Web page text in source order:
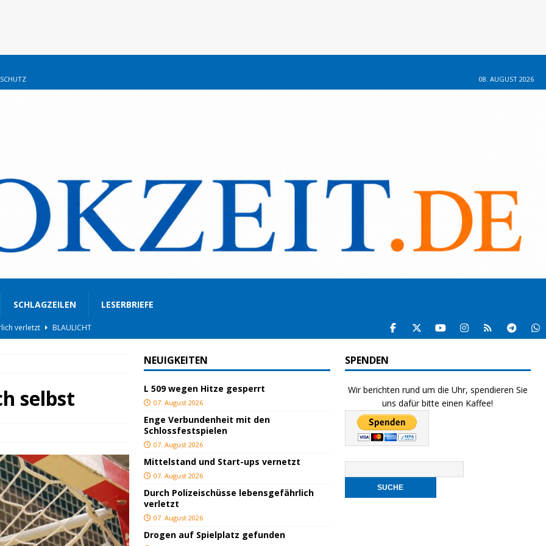
08. AUGUST 2026
SCHLAGZEILEN LESERBRIEFE
verletzt
BLAULICHT
JUGEND/BILDUNG
KULTUR
TOP
selbst
NEUIGKEITEN
L 509 wegen Hitze gesperrt
07. August 2026
Enge Verbundenheit mit den
Schlossfestspielen
07. August 2026
Mittelstand und Start-ups vernetzt
07. August 2026
Durch Polizeischüsse lebensgefährlich
verletzt
07. August 2026
Drogen auf Spielplatz gefunden
SPENDEN
Wir berichten rund um die Uhr, spendieren Sie
uns dafür bitte einen Kaffee!